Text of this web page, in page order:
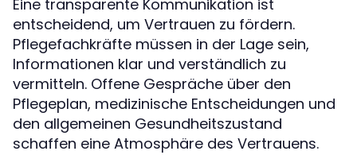
Eine transparente Kommunikation ist
entscheidend, um Vertrauen zu fördern.
Pflegefachkräfte müssen in der Lage sein,
Informationen klar und verständlich zu
vermitteln. Offene Gespräche über den
Pflegeplan, medizinische Entscheidungen und
den allgemeinen Gesundheitszustand
schaffen eine Atmosphäre des Vertrauens.